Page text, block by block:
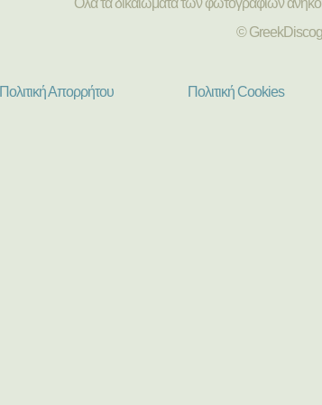
©
Πολιτική Απορρήτου Πολιτική Cookies